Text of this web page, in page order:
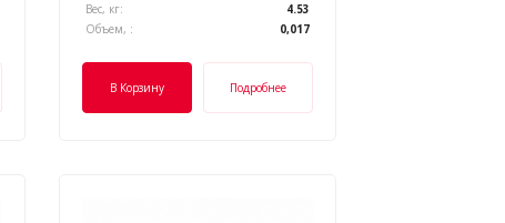
Вес, кг:
4.53
Объем, :
0,017
В Корзину Подробнее